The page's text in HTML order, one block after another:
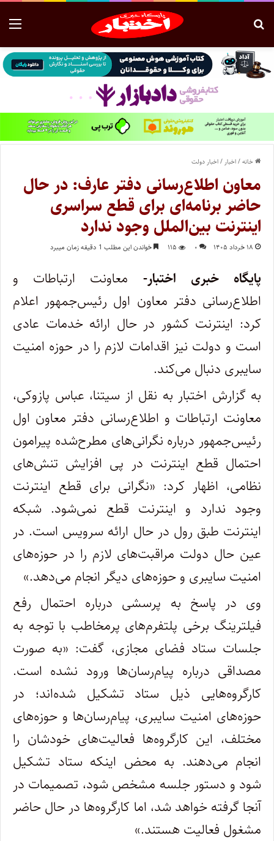
خانه/اخبار /اخبار دولت
معاون اطلاع‌رسانی دفتر عارف: در حال
حاضر برنامه‌ای برای قطع سراسری
اینترنت بین‌الملل وجود ندارد
۱۸ خرداد ۱۴۰۵ ۰ ۱۱۵ خواندن این مطلب 1 دقیقه زمان میبرد
پایگاه خبری اختبار- معاونت ارتباطات و
اطلاع‌رسانی دفتر معاون اول رئیس‌جمهور اعلام
کرد: اینترنت کشور در حال ارائه خدمات عادی
است و دولت نیز اقدامات لازم را در حوزه امنیت
سایبری دنبال می‌کند.
به گزارش اختبار به نقل از سیتنا، عباس پازوکی،
معاونت ارتباطات و اطلاع‌رسانی دفتر معاون اول
رئیس‌جمهور درباره نگرانی‌های مطرح‌شده پیرامون
احتمال قطع اینترنت در پی افزایش تنش‌های
نظامی، اظهار کرد: «نگرانی برای قطع اینترنت
وجود ندارد و اینترنت قطع نمی‌شود. شبکه
اینترنت طبق رول در حال ارائه سرویس است. در
عین حال دولت مراقبت‌های لازم را در حوزه‌های
امنیت سایبری و حوزه‌های دیگر انجام می‌دهد.»
وی در پاسخ به پرسشی درباره احتمال رفع
فیلترینگ برخی پلتفرم‌های پرمخاطب با توجه به
جلسات ستاد فضای مجازی، گفت: «به صورت
مصداقی درباره پیام‌رسان‌ها ورود نشده است.
کارگروه‌هایی ذیل ستاد تشکیل شده‌اند؛ در
حوزه‌های امنیت سایبری، پیام‌رسان‌ها و حوزه‌های
مختلف، این کارگروه‌ها فعالیت‌های خودشان را
انجام می‌دهند. به محض اینکه ستاد تشکیل
شود و دستور جلسه مشخص شود، تصمیمات در
آنجا گرفته خواهد شد، اما کارگروه‌ها در حال حاضر
مشغول فعالیت هستند.»